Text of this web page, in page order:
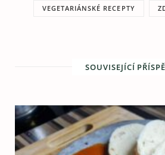
VEGETARIÁNSKÉ RECEPTY
SOUVISEJÍCÍ